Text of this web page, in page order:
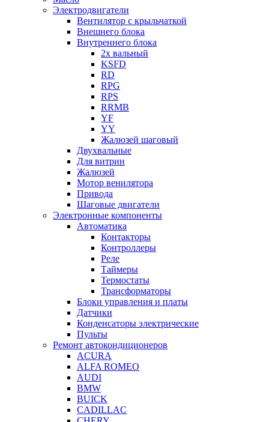
Электродвигатели
Вентилятор с крыльчаткой
Внешнего блока
Внутреннего блока
2х вальный
KSFD
RD
RPG
RPS
RRMB
YF
YY
Жалюзей шаговый
Двухвальные
Для витрин
Жалюзей
Мотор венилятора
Привода
Шаговые двигатели
Электронные компоненты
Автоматика
Контакторы
Контроллеры
Реле
Таймеры
Термостаты
Трансформаторы
Блоки управления и платы
Датчики
Конденсаторы электрические
Пульты
Ремонт автокондиционеров
ACURA
ALFA ROMEO
AUDI
BMW
BUICK
CADILLAC